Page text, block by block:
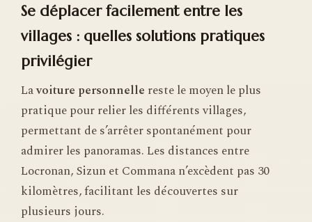
Se déplacer facilement entre les
villages : quelles solutions pratiques
privilégier
Lavoiture personnelle reste le moyen le plus
pratique pour relier les différents villages,
permettant de s’arrêter spontanément pour
admirer les panoramas. Les distances entre
Locronan, Sizun et Commana n’excèdent pas 30
kilomètres, facilitant les découvertes sur
plusieurs jours.